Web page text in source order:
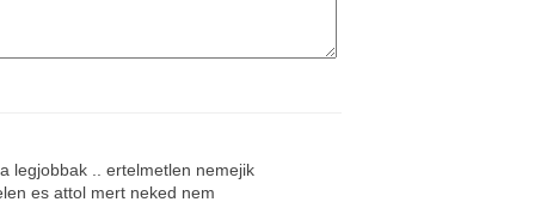
legjobbak .. ertelmetlen nemejik
es attol mert neked nem